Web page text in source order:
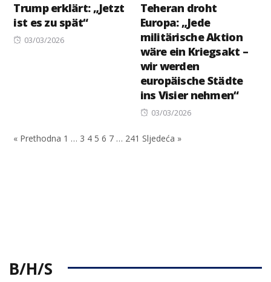
Trump erklärt: „Jetzt
ist es zu spät“
Posted
03/03/2026
Teheran droht
Europa: „Jede
militärische Aktion
wäre ein Kriegsakt –
wir werden
europäische Städte
ins Visier nehmen“
Posted
03/03/2026
« Prethodna 1 … 3 4 5 6 7 … 241 Sljedeća »
B/H/S